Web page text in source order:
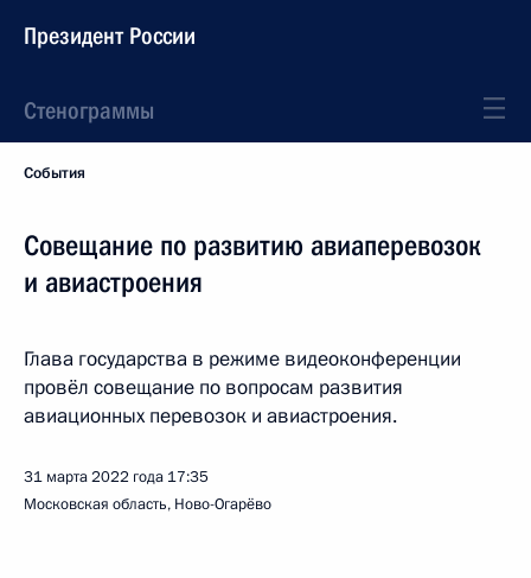
Президент России
Стенограммы
События
Совещание по развитию авиаперевозок
и авиастроения
Глава государства в режиме видеоконференции
провёл совещание по вопросам развития
авиационных перевозок и авиастроения.
31 марта 2022 года 17:35
Московская область, Ново-Огарёво